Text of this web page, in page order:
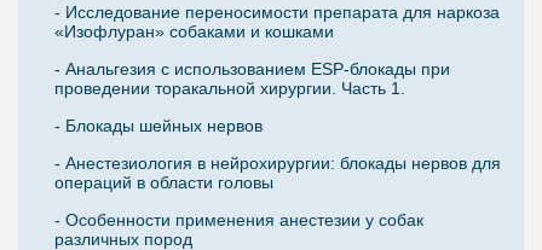
- Исследование переносимости препарата для наркоза
«Изофлуран» собаками и кошками
- Анальгезия с использованием ESP-блокады при
проведении торакальной хирургии. Часть 1.
- Блокады шейных нервов
- Анестезиология в нейрохирургии: блокады нервов для
операций в области головы
- Особенности применения анестезии у собак
различных пород